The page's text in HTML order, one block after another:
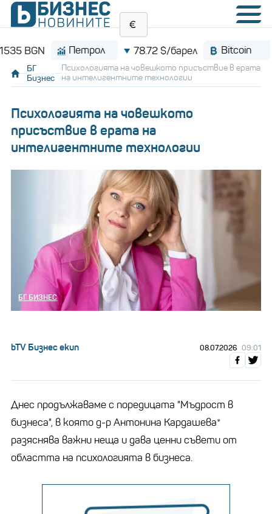
Петрол 78.72 $/барел Bitcoin
БГ
Бизнес
Психологията на човешкото присъствие в ерата
на интелигентните технологии
Психологията на човешкото
присъствие в ерата на
интелигентните технологии
БГ БИЗНЕС
bTV Бизнес екип 08.07.2026 09:01
Днес продължаваме с поредицата "Мъдрост в
бизнеса", в която д-р Антонина Кардашева*
разяснява важни неща и дава ценни съвети от
областта на психологията в бизнеса.